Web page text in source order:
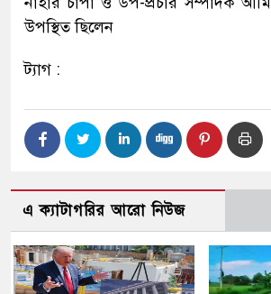
উপস্থিত ছিলেন
ট্যাগ :
এ ক্যাটাগরির আরো নিউজ